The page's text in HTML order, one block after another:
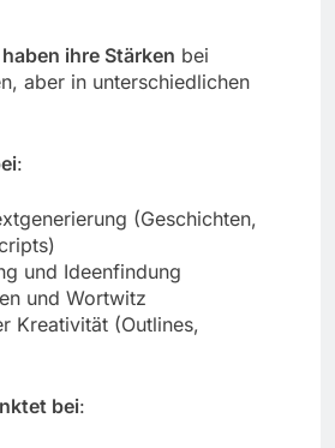
ihre Stärken bei
aber in unterschiedlichen
:
(Geschichten,
und Ideenfindung
und Wortwitz
Kreativität (Outlines,
bei: